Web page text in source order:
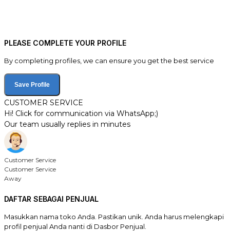
PLEASE COMPLETE YOUR PROFILE
By completing profiles, we can ensure you get the best service
Save Profile
CUSTOMER SERVICE
Hi! Click for communication via WhatsApp;)
Our team usually replies in minutes
Customer Service
Customer Service
Away
DAFTAR SEBAGAI PENJUAL
Masukkan nama toko Anda. Pastikan unik. Anda harus melengkapi
profil penjual Anda nanti di Dasbor Penjual.